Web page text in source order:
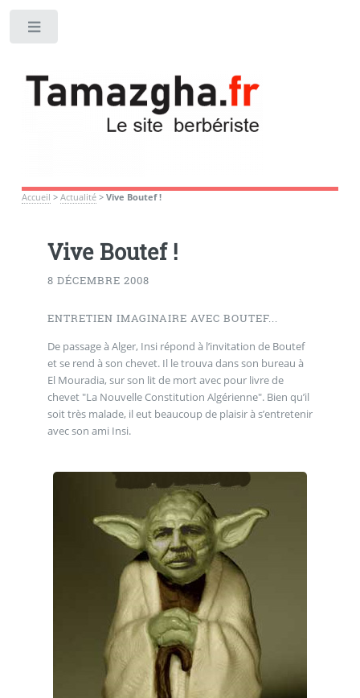
Accueil > Actualité> Vive Boutef !
Vive Boutef !
8 DÉCEMBRE 2008
ENTRETIEN IMAGINAIRE AVEC BOUTEF...
De passage à Alger, Insi répond à l’invitation de Boutef
et se rend à son chevet. Il le trouva dans son bureau à
El Mouradia, sur son lit de mort avec pour livre de
chevet "La Nouvelle Constitution Algérienne". Bien qu’il
soit très malade, il eut beaucoup de plaisir à s’entretenir
avec son ami Insi.